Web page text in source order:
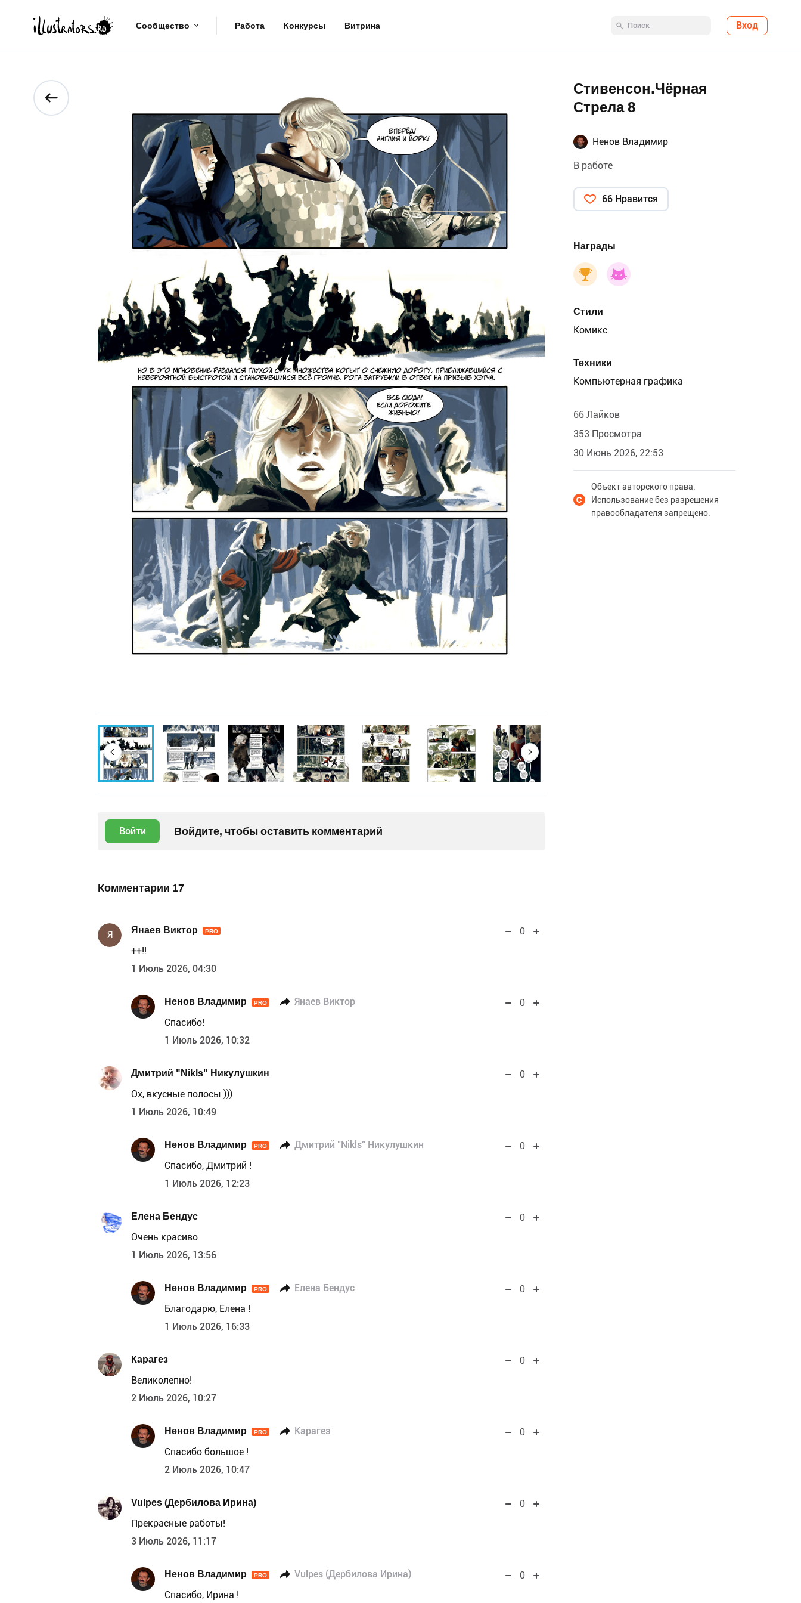
Сообщество Работа Конкурсы Витрина Вход
Войти Войдите, чтобы оставить комментарий
Комментарии 17
Я Янаев Виктор PRO
0
++!!
1 Июль 2026, 04:30
Ненов Владимир PRO Янаев Виктор
0
Спасибо!
1 Июль 2026, 10:32
Дмитрий "Nikls" Никулушкин
0
Ох, вкусные полосы )))
1 Июль 2026, 10:49
Ненов Владимир PRO Дмитрий "Nikls" Никулушкин
0
Спасибо, Дмитрий !
1 Июль 2026, 12:23
Елена Бендус
0
Очень красиво
1 Июль 2026, 13:56
Ненов Владимир PRO Елена Бендус
0
Благодарю, Елена !
1 Июль 2026, 16:33
Карагез
0
Великолепно!
2 Июль 2026, 10:27
Ненов Владимир PRO Карагез
0
Спасибо большое !
2 Июль 2026, 10:47
Vulpes (Дербилова Ирина)
0
Прекрасные работы!
3 Июль 2026, 11:17
Ненов Владимир PRO Vulpes (Дербилова Ирина)
0
Спасибо, Ирина !
Стивенсон.Чёрная
Стрела 8
Ненов Владимир
В работе
66 Нравится
Награды
Стили
Комикс
Техники
Компьютерная графика
66 Лайков
353 Просмотра
30 Июнь 2026, 22:53
Объект авторского права.
Использование без разрешения
правообладателя запрещено.